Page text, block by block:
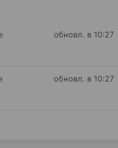
обновл. в 10:27
обновл. в 10:27